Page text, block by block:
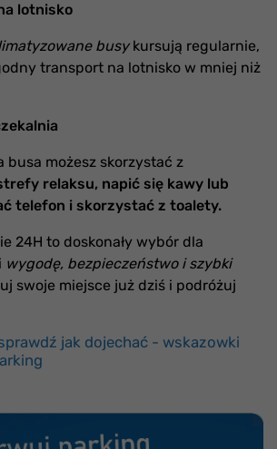
lotnisko
busykursują regularnie,
transport na lotnisko w mniej niż
busa możesz skorzystać z
relaksu, napić się kawy lub
telefon i skorzystać z toalety.
24H to doskonały wybór dla
wygodę, bezpieczeństwo i szybki
swoje miejsce już dziś i podróżuj
jak dojechać - wskazowki